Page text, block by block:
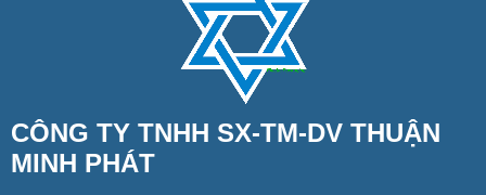
CÔNG TY TNHH SX-TM-DV THUẬN
MINH PHÁT